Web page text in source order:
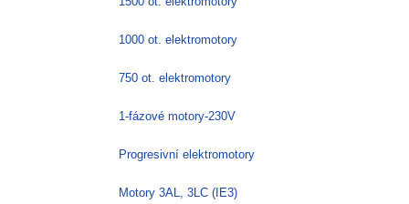
1000 ot. elektromotory
750 ot. elektromotory
1-fázové motory-230V
Progresivní elektromotory
Motory 3AL, 3LC (IE3)